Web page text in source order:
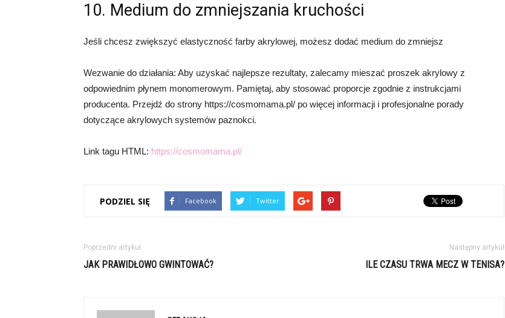
10. Medium do zmniejszania kruchości
Jeśli chcesz zwiększyć elastyczność farby akrylowej, możesz dodać medium do zmniejsz
Wezwanie do działania: Aby uzyskać najlepsze rezultaty, zalecamy mieszać proszek akrylowy z
odpowiednim płynem monomerowym. Pamiętaj, aby stosować proporcje zgodnie z instrukcjami
producenta. Przejdź do strony https://cosmomama.pl/ po więcej informacji i profesjonalne porady
dotyczące akrylowych systemów paznokci.
Link tagu HTML: https://cosmomama.pl/
PODZIEL SIĘ Facebook Twitter
Poprzedni artykuł
JAK PRAWIDŁOWO GWINTOWAĆ?
Następny artykuł
ILE CZASU TRWA MECZ W TENISA?